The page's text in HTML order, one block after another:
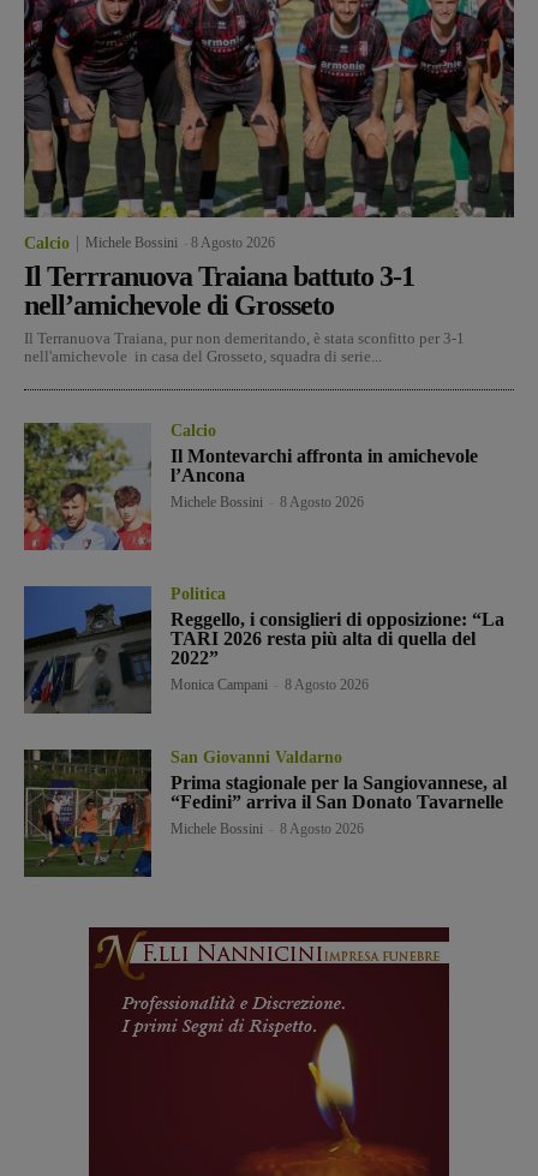
Calcio Michele Bossini 8 Agosto 2026
Il Terrranuova Traiana battuto 3-1
nell’amichevole di Grosseto
Il Terranuova Traiana, pur non demeritando, è stata sconfitto per 3-1
nell'amichevole in casa del Grosseto, squadra di serie...
Calcio
Il Montevarchi affronta in amichevole
l’Ancona
Michele Bossini 8 Agosto 2026
Politica
Reggello, i consiglieri di opposizione: “La
TARI 2026 resta più alta di quella del
2022”
Monica Campani 8 Agosto 2026
San Giovanni Valdarno
Prima stagionale per la Sangiovannese, al
“Fedini” arriva il San Donato Tavarnelle
Michele Bossini 8 Agosto 2026